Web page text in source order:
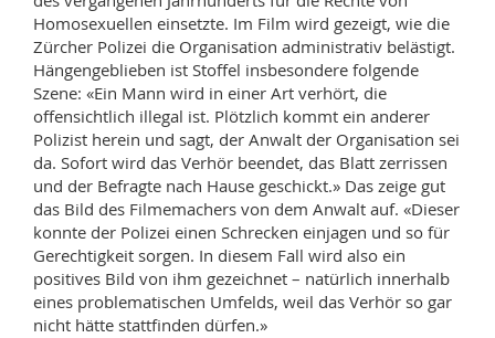
Homosexuellen einsetzte. Im Film wird gezeigt, wie die
Zürcher Polizei die Organisation administrativ belästigt.
Hängengeblieben ist Stoffel insbesondere folgende
Szene: «Ein Mann wird in einer Art verhört, die
offensichtlich illegal ist. Plötzlich kommt ein anderer
Polizist herein und sagt, der Anwalt der Organisation sei
da. Sofort wird das Verhör beendet, das Blatt zerrissen
und der Befragte nach Hause geschickt.» Das zeige gut
das Bild des Filmemachers von dem Anwalt auf. «Dieser
konnte der Polizei einen Schrecken einjagen und so für
Gerechtigkeit sorgen. In diesem Fall wird also ein
positives Bild von ihm gezeichnet – natürlich innerhalb
eines problematischen Umfelds, weil das Verhör so gar
nicht hätte stattfinden dürfen.»